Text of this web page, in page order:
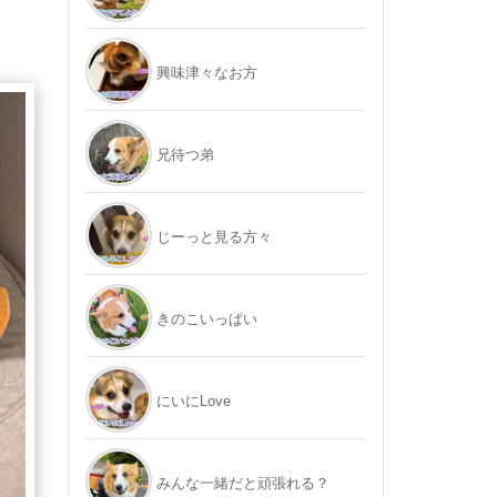
興味津々なお方
兄待つ弟
じーっと見る方々
きのこいっぱい
にいにLove
みんな一緒だと頑張れる？